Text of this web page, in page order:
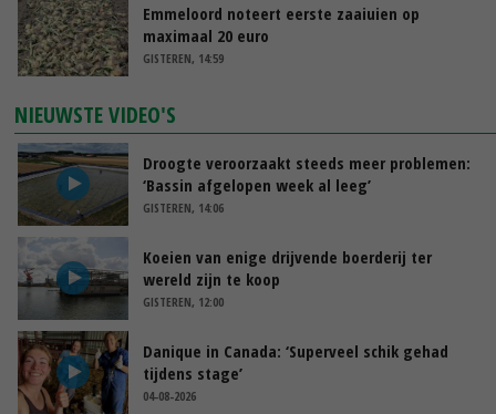
Emmeloord noteert eerste zaaiuien op
maximaal 20 euro
GISTEREN, 14:59
NIEUWSTE VIDEO'S
Droogte veroorzaakt steeds meer problemen:
‘Bassin afgelopen week al leeg’
GISTEREN, 14:06
Koeien van enige drijvende boerderij ter
wereld zijn te koop
GISTEREN, 12:00
Danique in Canada: ‘Superveel schik gehad
tijdens stage’
04-08-2026